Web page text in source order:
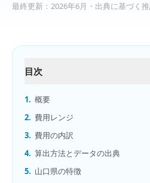
最終更新： 2026年6月 ・出典に基づく
目次
1. 概要
2. 費用レンジ
3. 費用の内訳
4. 算出方法とデータの出典
5. 山口県の特徴